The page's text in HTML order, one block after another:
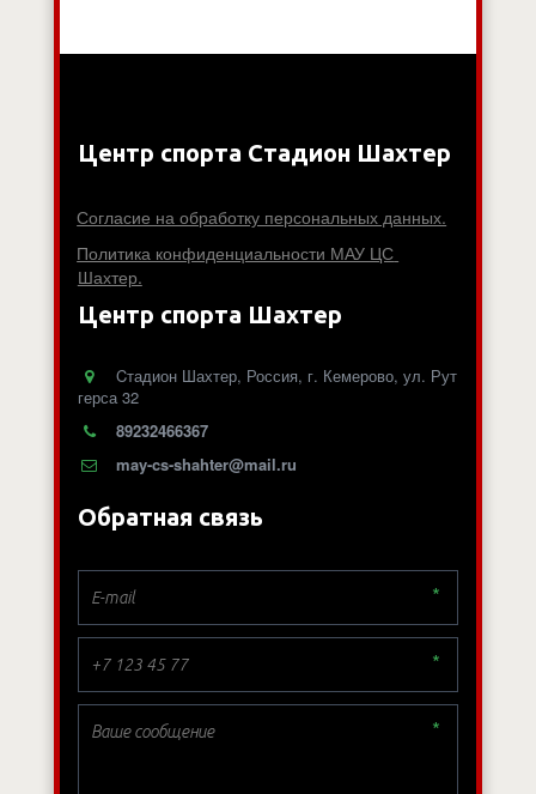
Центр спорта Стадион Шахтер
Согласие на обработку персональных данных.
Политика конфиденциальности МАУ ЦС
Шахтер.
Центр спорта Шахтер
Cтадион Шахтер, Россия, г. Кемерово, ул. Рут
герса 32
89232466367
may-cs-shahter@mail.ru
Обратная связь
*
*
*